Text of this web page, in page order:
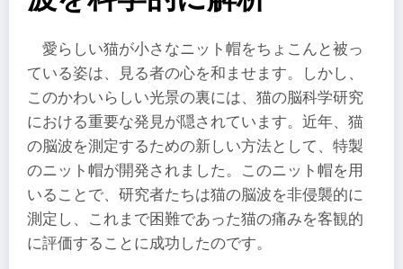
愛らしい猫が小さなニット帽をちょこんと被っ
ている姿は、見る者の心を和ませます。しかし、
このかわいらしい光景の裏には、猫の脳科学研究
における重要な発見が隠されています。近年、猫
の脳波を測定するための新しい方法として、特製
のニット帽が開発されました。このニット帽を用
いることで、研究者たちは猫の脳波を非侵襲的に
測定し、これまで困難であった猫の痛みを客観的
に評価することに成功したのです。